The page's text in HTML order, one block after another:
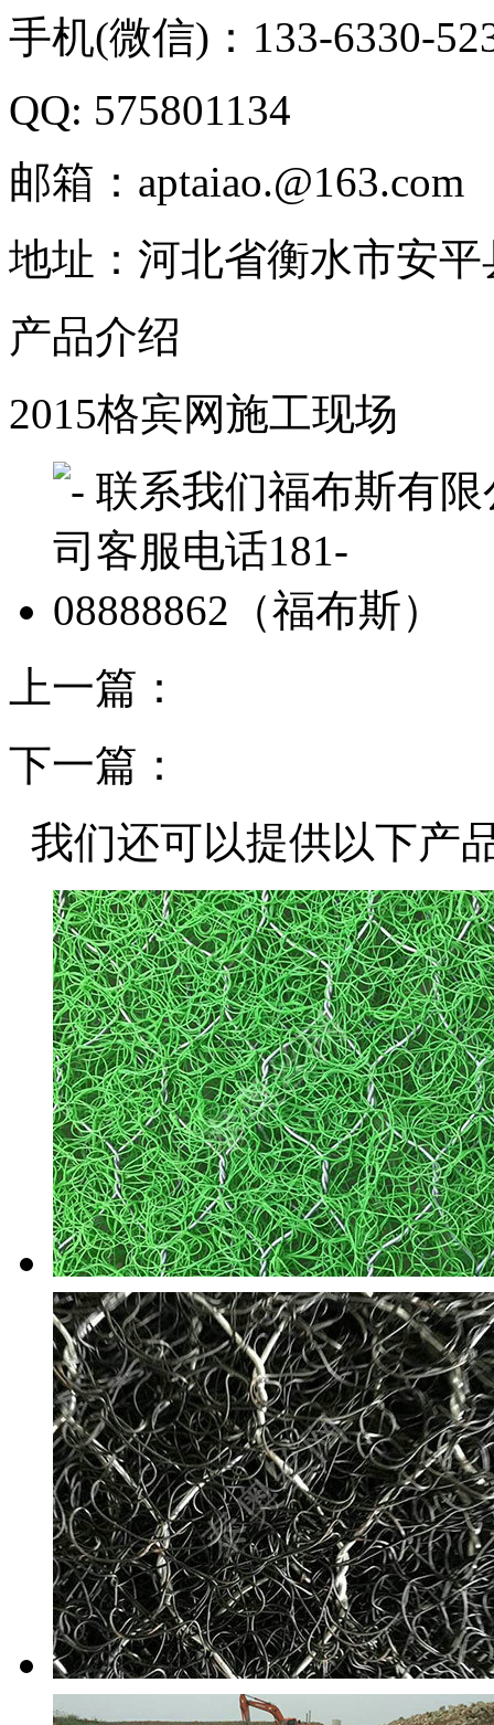
手机(微信)：133-6330-
QQ: 575801134
邮箱：aptaiao.@163.com
地址：河北省衡水市安
产品介绍
2015格宾网施工现场
上一篇：
下一篇：
我们还可以提供以下产